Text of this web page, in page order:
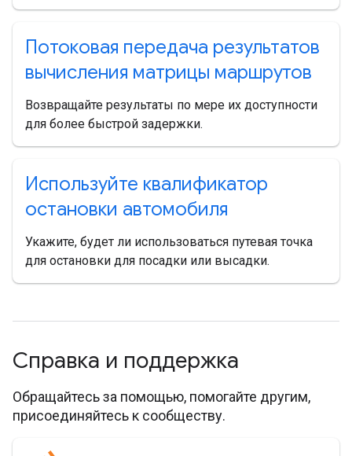
Потоковая передача результатов
вычисления матрицы маршрутов
Возвращайте результаты по мере их доступности
для более быстрой задержки.
Используйте квалификатор
остановки автомобиля
Укажите, будет ли использоваться путевая точка
для остановки для посадки или высадки.
Справка и поддержка
Обращайтесь за помощью, помогайте другим,
присоединяйтесь к сообществу.